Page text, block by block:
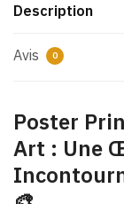
Description
Avis 0
Poster
Art : Une